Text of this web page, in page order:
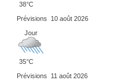
38°C
Prévisions
10 août 2026
Jour
35°C
Prévisions
11 août 2026